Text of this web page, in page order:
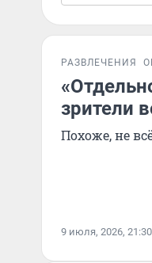
РАЗВЛЕЧЕНИЯ
зрители
Похоже, не
9 июля, 2026, 21:30